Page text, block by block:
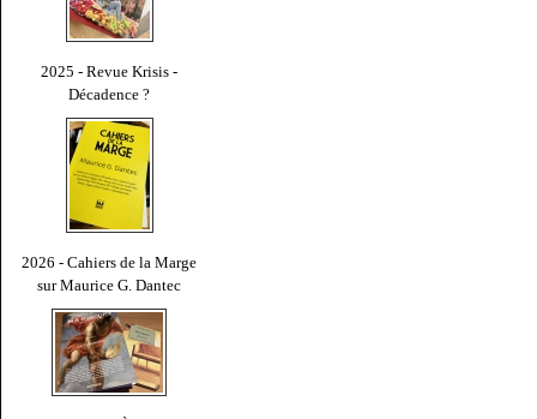
2025 - Revue Krisis -
Décadence ?
2026 - Cahiers de la Marge
sur Maurice G. Dantec